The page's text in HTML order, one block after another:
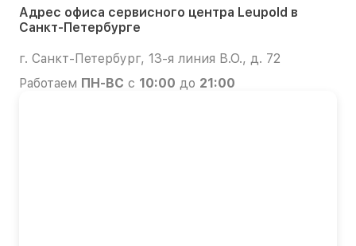
Адрес офиса сервисного центра Leupold в
Санкт-Петербурге
г. Санкт-Петербург, 13-я линия В.О., д. 72
Работаем ПН-ВС с 10:00 до 21:00